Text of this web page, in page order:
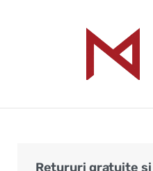
Retururi gratuite